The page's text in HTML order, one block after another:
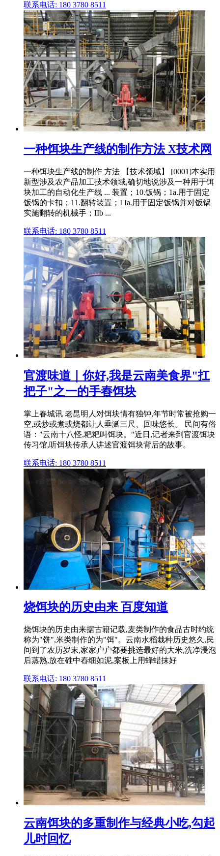
联系电话: 180 3780 8511
一种饵块生产线的制作方法 X技术网
一种饵块生产线的制作 方法 【技术领域】 [0001]本实用
新型涉及农产品加工技术领域,确切地说涉及一种用于饵
块加工的自动化生产线 ... 装置；10.饭锅；1a.用于固定
饭锅的卡扣；11.翻转装置；I Ia.用于固定饭锅并对饭锅
实施翻转的机械手；IIb ...
联系电话: 180 3780 8511
官渡味道｜你好,我是云南美食界"扛
把子"之一的手舂饵块
掌上春城讯 老昆明人对饵块情有独钟,年节时常被抢购一
空,或炒或煮或烧都让人垂涎三尺、回味悠长。 民间有俗
语："云南十八怪,粑粑叫饵块。"近日,记者来到官渡饵块
传习馆,听饵块传承人讲述官渡饵块背后的故事。
联系电话: 180 3780 8511
烧饵块的历史由来 百度知道
烧饵块的历史由来据古籍记载,麦类制作的食品古时约统
称为"饼",米类制作的为"饵"。云南水稻栽种历史悠久,民
间到了农历岁末,家家户户都要挑选最好的大米,洗净浸泡
后蒸熟,放在碓中舂细如泥,案板上用蜂蜡抹好
联系电话: 180 3780 8511
云南饵块的多重制作与经典小吃,勾起
儿时回忆